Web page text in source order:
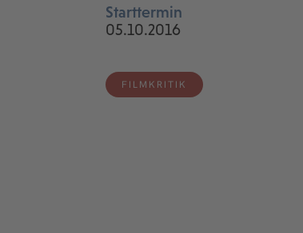
Starttermin
05.10.2016
FILMKRITIK